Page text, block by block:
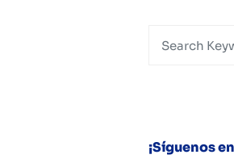
¡Síguenos